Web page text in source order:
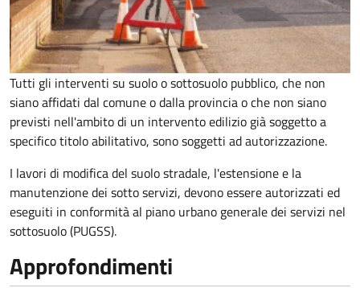
Tutti gli interventi su suolo o sottosuolo pubblico, che non
siano affidati dal comune o dalla provincia o che non siano
previsti nell'ambito di un intervento edilizio già soggetto a
specifico titolo abilitativo, sono soggetti adautorizzazione.
I lavori di modifica del suolo stradale, l'estensione e la
manutenzione dei sotto servizi, devono essere autorizzati ed
eseguiti in conformità al piano urbano generale dei servizi nel
sottosuolo (PUGSS).
Approfondimenti